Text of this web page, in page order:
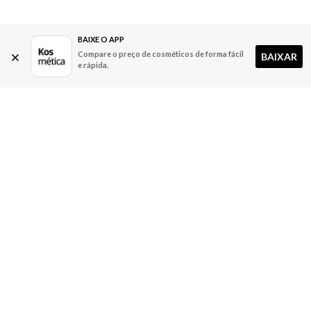
BAIXE O APP
Compare o preço de cosméticos de forma fácil
e rápida.
BAIXAR